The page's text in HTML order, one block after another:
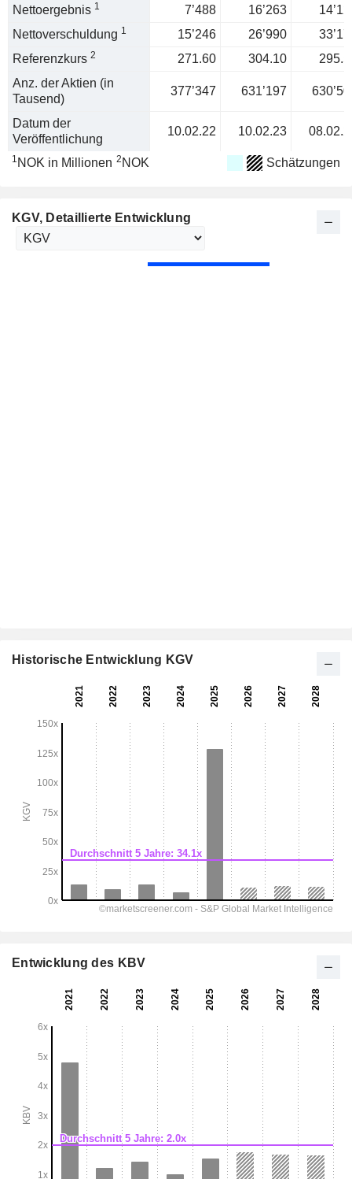
Nettoergebnis 1 7’488 16’263
Nettoverschuldung 1 15’246 26’990
Referenzkurs 2 271.60 304.10
Anz. der Aktien (in
Tausend)
377’347 631’197
Datum der
Veröffentlichung
10.02.22 10.02.23
1 NOK in Millionen 2 NOK Schätzungen
KGV, Detaillierte Entwicklung
Historische Entwicklung KGV
Entwicklung des KBV